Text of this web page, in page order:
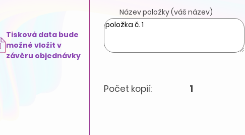
Tisková data bude
možné vložit v
závěru objednávky
Název položky (váš název)
Počet kopií: 1